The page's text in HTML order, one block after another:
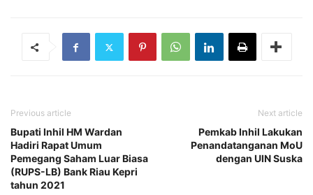
Previous article
Bupati Inhil HM Wardan
Hadiri Rapat Umum
Pemegang Saham Luar Biasa
(RUPS-LB) Bank Riau Kepri
tahun 2021
Next article
Pemkab Inhil Lakukan
Penandatanganan MoU
dengan UIN Suska